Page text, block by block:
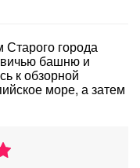
Старого города
башню и
к обзорной
море, а затем